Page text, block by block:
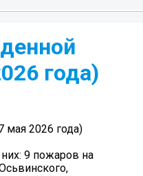
года)
мая 2026 года)
9 пожаров на